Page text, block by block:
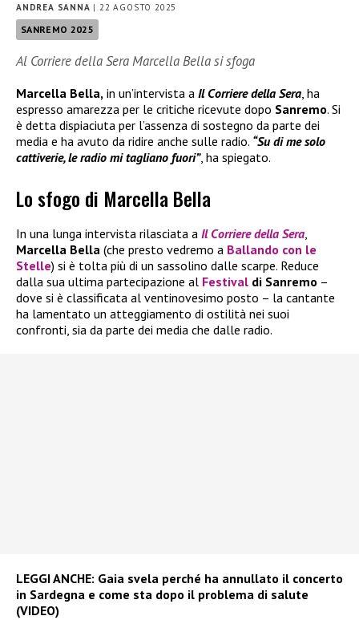
ANDREA SANNA | 22 AGOSTO 2025
SANREMO 2025
Al Corriere della Sera Marcella Bella si sfoga
Marcella Bella, in un’intervista a Il Corriere della Sera, ha
espresso amarezza per le critiche ricevute dopo Sanremo. Si
è detta dispiaciuta per l’assenza di sostegno da parte dei
media e ha avuto da ridire anche sulle radio. “Su di me solo
cattiverie, le radio mi tagliano fuori”, ha spiegato.
Lo sfogo di Marcella Bella
In una lunga intervista rilasciata a Il Corriere della Sera
Marcella Bella (che presto vedremo a Ballando con le
Stelle) si è tolta più di un sassolino dalle scarpe. Reduce
dalla sua ultima partecipazione al Festival di Sanremo –
dove si è classificata al ventinovesimo posto – la cantante
ha lamentato un atteggiamento di ostilità nei suoi
confronti, sia da parte dei media che dalle radio.
LEGGI ANCHE: Gaia svela perché ha annullato il concerto
in Sardegna e come sta dopo il problema di salute
(VIDEO)